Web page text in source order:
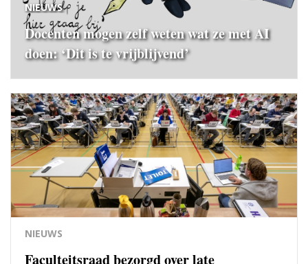
NIEUWS
Docenten mogen zelf weten wat ze met AI
doen: ‘Dit is te vrijblijvend’
NIEUWS
Faculteitsraad bezorgd over late